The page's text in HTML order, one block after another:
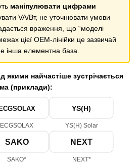
маніпулювати цифрами
VA/Вт, не уточнювати умови
враження, що “моделі
цієї OEM-лінійки це зазвичай
інша елементна база.
якими найчастіше зустрічається
(приклади):
ECGSOLAX
ECGSOLAX
YS(H)
YS(H) Solar
SAKO
SAKO*
NEXT
NEXT*